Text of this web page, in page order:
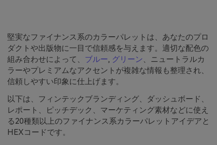
堅実なファイナンス系のカラーパレットは、あなたのプロ
ダクトや出版物に一目で信頼感を与えます。適切な配色の
組み合わせによって、 ブルー, グリーン 、ニュートラルカ
ラーやプレミアムなアクセントが複雑な情報も整理され、
信頼しやすい印象に仕上げます。
以下は、フィンテックブランディング、ダッシュボード、
レポート、ピッチデック、マーケティング素材などに使え
る20種類以上のファイナンス系カラーパレットアイデアと
HEXコードです。